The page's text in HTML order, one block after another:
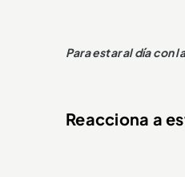
Para estar al día con
Reacciona a